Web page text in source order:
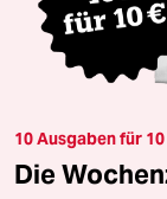
10 Ausgaben für
Die